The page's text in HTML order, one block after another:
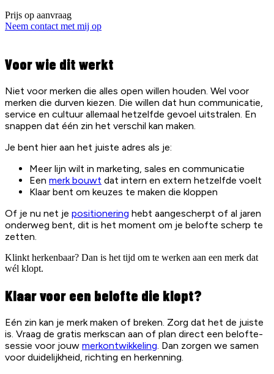
Prijs op aanvraag
Neem contact met mij op
Voor wie dit werkt
Niet voor merken die alles open willen houden. Wel voor
merken die durven kiezen. Die willen dat hun communicatie,
service en cultuur allemaal hetzelfde gevoel uitstralen. En
snappen dat één zin het verschil kan maken.
Je bent hier aan het juiste adres als je:
Meer lijn wilt in marketing, sales en communicatie
Een merk bouwt dat intern en extern hetzelfde voelt
Klaar bent om keuzes te maken die kloppen
Of je nu net je positionering hebt aangescherpt of al jaren
onderweg bent, dit is het moment om je belofte scherp te
zetten.
Klinkt herkenbaar? Dan is het tijd om te werken aan een merk dat
wél klopt.
Klaar voor een belofte die klopt?
Eén zin kan je merk maken of breken. Zorg dat het de juiste
is. Vraag de gratis merkscan aan of plan direct een belofte-
sessie voor jouw merkontwikkeling . Dan zorgen we samen
voor duidelijkheid, richting en herkenning.